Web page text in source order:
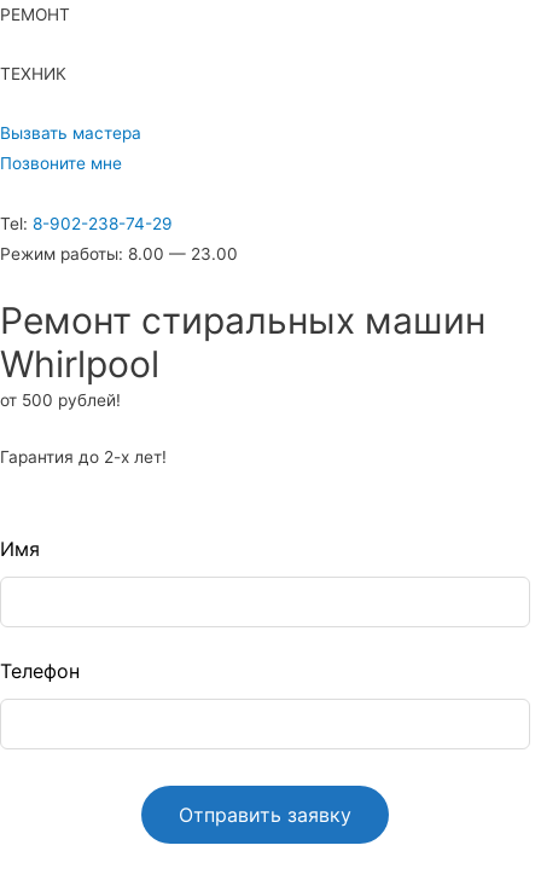
РЕМОНТ
ТЕХНИК
Вызвать мастера
Позвоните мне
Tel: 8-902-238-74-29
Режим работы: 8.00 — 23.00
Ремонт стиральных машин
Whirlpool
от 500 рублей!
Гарантия до 2-х лет!
Имя
Телефон